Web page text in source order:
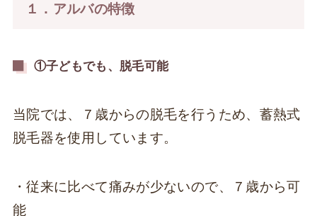
１．アルバの特徴
①子どもでも、脱毛可能
当院では、７歳からの脱毛を行うため、蓄熱式
脱毛器を使用しています。
・従来に比べて痛みが少ないので、７歳から可
能